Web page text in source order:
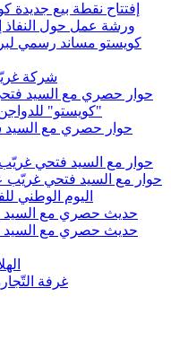
إفتتاح نقطة بيع جديدة
ورشة عمل حول النفاذ
كويستو مساند رسمي
"شركة
حوار حصري مع السيد
"كويستو"
حوار حصري مع السيد
حوار مع السيد فتحي غريّب
حوار مع السيد فتحي غريّب
اليوم الوطني
حديث حصري مع السيد
حديث حصري مع السيد
غرفة